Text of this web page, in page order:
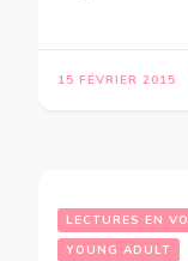
15 FÉVRIER 2015
LECTURES EN VO
YOUNG ADULT